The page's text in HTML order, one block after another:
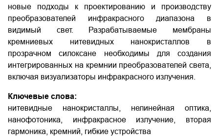
новые подходы к проектированию и производству
преобразователей инфракрасного диапазона в
видимый свет. Разрабатываемые мембраны
кремниевых нитевидных нанокристаллов в
прозрачном силоксане необходимы для создания
интегрированных на кремнии преобразователей света,
включая визуализаторы инфракрасного излучения.
Ключевые слова:
нитевидные нанокристаллы, нелинейная оптика,
нанофотоника, инфракрасное излучение, вторая
гармоника, кремний, гибкие устройства